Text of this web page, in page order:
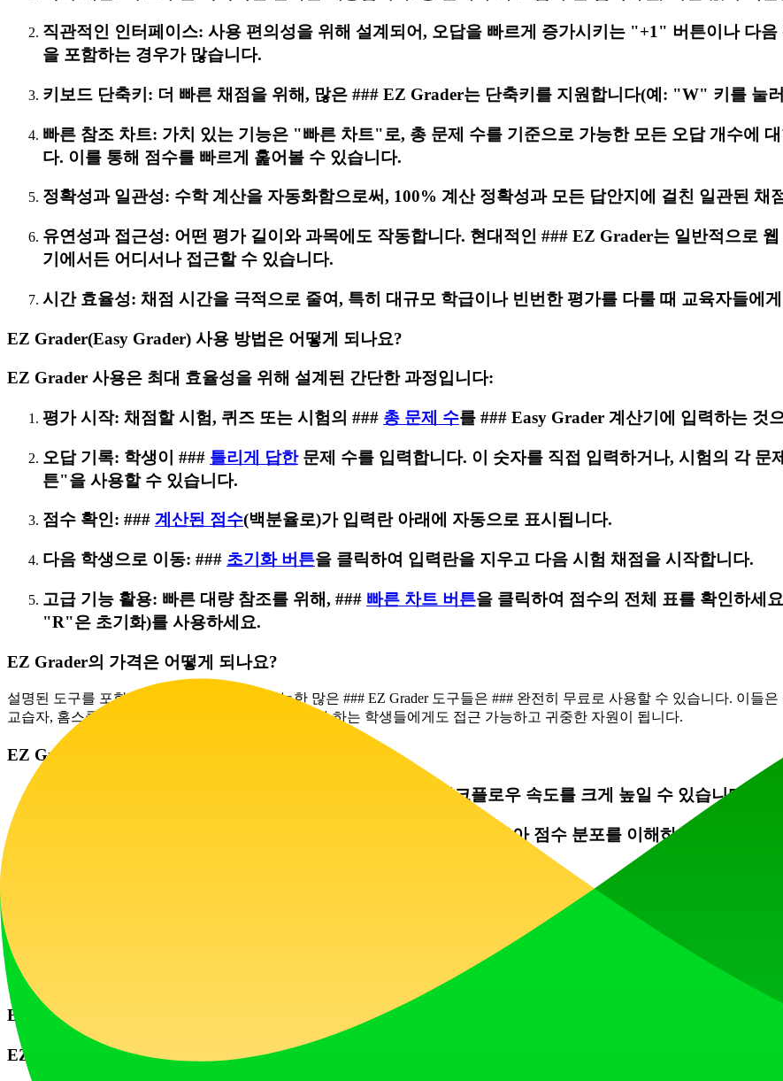
직관적인 인터페이스: 사용 편의성을 위해 설계되어, 오답을 빠르게 증가시키는 "+1" 버튼이나 다
을 포함하는 경우가 많습니다.
키보드 단축키: 더 빠른 채점을 위해, 많은 ### EZ Grader는 단축키를 지원합니다(예: "W" 키를 눌
빠른 참조 차트: 가치 있는 기능은 "빠른 차트"로, 총 문제 수를 기준으로 가능한 모든 오답 개수에
다. 이를 통해 점수를 빠르게 훑어볼 수 있습니다.
정확성과 일관성: 수학 계산을 자동화함으로써, 100% 계산 정확성과 모든 답안지에 걸친 일관된 채
유연성과 접근성: 어떤 평가 길이와 과목에도 작동합니다. 현대적인 ### EZ Grader는 일반적으로
기에서든 어디서나 접근할 수 있습니다.
시간 효율성: 채점 시간을 극적으로 줄여, 특히 대규모 학급이나 빈번한 평가를 다룰 때 교육자들에
EZ Grader(Easy Grader) 사용 방법은 어떻게 되나요?
EZ Grader 사용은 최대 효율성을 위해 설계된 간단한 과정입니다:
평가 시작: 채점할 시험, 퀴즈 또는 시험의 ### 총 문제 수를 ### Easy Grader 계산기에 입력하는 것
오답 기록: 학생이 ### 틀리게 답한문제 수를 입력합니다. 이 숫자를 직접 입력하거나, 시험의 각 문
튼"을 사용할 수 있습니다.
점수 확인: ### 계산된 점수(백분율로)가 입력란 아래에 자동으로 표시됩니다.
다음 학생으로 이동: ### 초기화 버튼을 클릭하여 입력란을 지우고 다음 시험 채점을 시작합니다.
고급 기능 활용: 빠른 대량 참조를 위해, ### 빠른 차트 버튼을 클릭하여 점수의 전체 표를 확인하세
"R"은 초기화)를 사용하세요.
EZ Grader의 가격은 어떻게 되나요?
설명된 도구를 포함하여 온라인에서 이용 가능한 많은 ### EZ Grader 도구들은 ### 완전히 무료로 사용할 수 있습니다. 이들
교습자, 홈스쿨링 교육자 및 자신의 작업을 확인해야 하는 학생들에게도 접근 가능하고 귀중한 자원이 됩니다.
EZ Grader 사용을 극대화하는 유용한 팁
키보드 단축키 활용: "W"와 "R" 키를 숙달하면 채점 워크플로우 속도를 크게 높일 수 있습니다.
계획을 위해 빠른 차트 사용: 채점하기 전에, 빠른 차트를 훑어보아 점수 분포를 이해하세요. 이는
일괄 채점: 초기화 기능은 동일한 시험지 더미를 빠르게 채점하는 데 완벽합니다. 하나 채점하고, 초
모바일 채점: 웹 기반이므로, 책상에서, 커피숍에서, 집에서 어디서나 휴대폰이나 태블릿으로 답안지
피드백과 결합: ### EZ Grader가 점수 계산을 처리하는 동안, 절약된 시간을 활용하여 학생 답변에
EZ Grader에 관한 자주 묻는 질문
EZ Grader란 무엇인가요?